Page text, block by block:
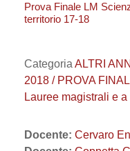
Prova Finale LM
territorio 17-18
Categoria ALTRI
2018 / PROVA
Lauree magistrali e
Docente: Cervaro